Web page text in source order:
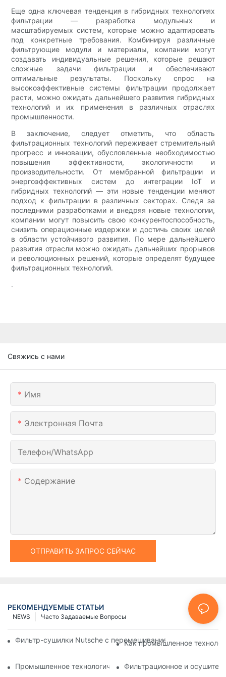
Еще одна ключевая тенденция в гибридных технологиях
фильтрации — разработка модульных и
масштабируемых систем, которые можно адаптировать
под конкретные требования. Комбинируя различные
фильтрующие модули и материалы, компании могут
создавать индивидуальные решения, которые решают
сложные задачи фильтрации и обеспечивают
оптимальные результаты. Поскольку спрос на
высокоэффективные системы фильтрации продолжает
расти, можно ожидать дальнейшего развития гибридных
технологий и их применения в различных отраслях
промышленности.
В заключение, следует отметить, что область
фильтрационных технологий переживает стремительный
прогресс и инновации, обусловленные необходимостью
повышения эффективности, экологичности и
производительности. От мембранной фильтрации и
энергоэффективных систем до интеграции IoT и
гибридных технологий — эти новые тенденции меняют
подход к фильтрации в различных секторах. Следя за
последними разработками и внедряя новые технологии,
компании могут повысить свою конкурентоспособность,
снизить операционные издержки и достичь своих целей
в области устойчивого развития. По мере дальнейшего
развития отрасли можно ожидать дальнейших прорывов
и революционных решений, которые определят будущее
фильтрационных технологий.
.
Свяжись с нами
Имя
Электронная Почта
Телефон/WhatsApp
Содержание
ОТПРАВИТЬ ЗАПРОС СЕЙЧАС
РЕКОМЕНДУЕМЫЕ СТАТЬИ
Часто Задаваемые Вопросы
NEWS
Фильтр-сушилки Nutsche с перемешиванием против
Как промышленное
Промышленное технологическое оборудование:
Фильтрационное и